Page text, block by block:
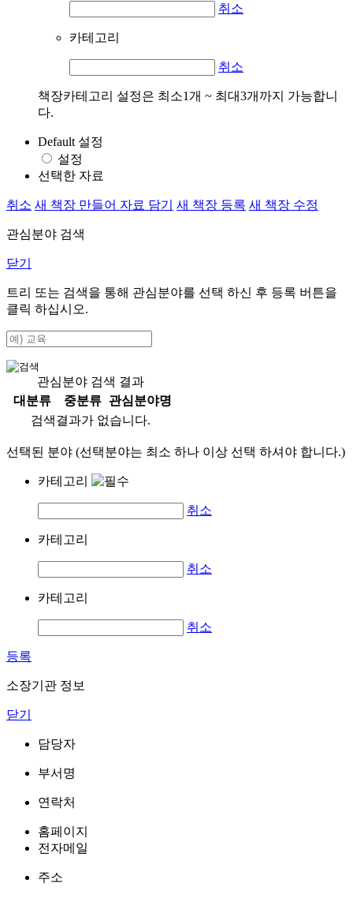
취소
카테고리
취소
책장카테고리 설정은 최소1개 ~ 최대3개까지 가능합니
다.
Default 설정
설정
선택한 자료
취소 새 책장 만들어 자료 담기 새 책장 등록 새 책장 수정
관심분야 검색
닫기
트리 또는 검색을 통해 관심분야를 선택 하신 후 등록 버튼을
클릭 하십시오.
관심분야 검색 결과
대분류
중분류
관심분야명
검색결과가 없습니다.
선택된 분야 (선택분야는 최소 하나 이상 선택 하셔야 합니다.)
카테고리
취소
카테고리
취소
카테고리
취소
등록
소장기관 정보
닫기
담당자
부서명
연락처
홈페이지
전자메일
주소